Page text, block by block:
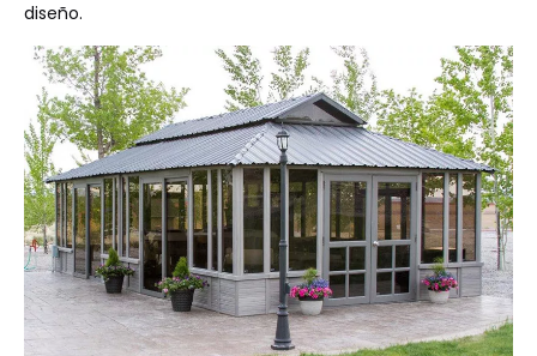
diseño.